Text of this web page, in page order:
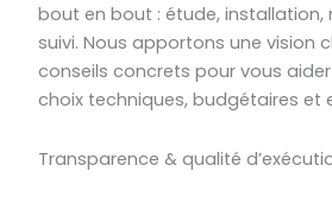
bout en bout : étude, installation,
suivi. Nous apportons une vision
conseils concrets pour vous
choix techniques, budgétaires et
Transparence & qualité